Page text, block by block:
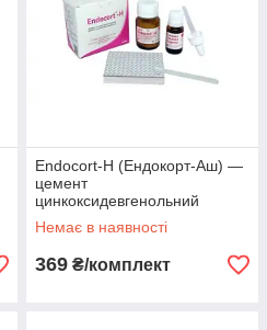
Endocort-Н (Ендокорт-Аш) —
цемент
цинкоксидевгенольний
Немає в наявності
369 ₴/комплект